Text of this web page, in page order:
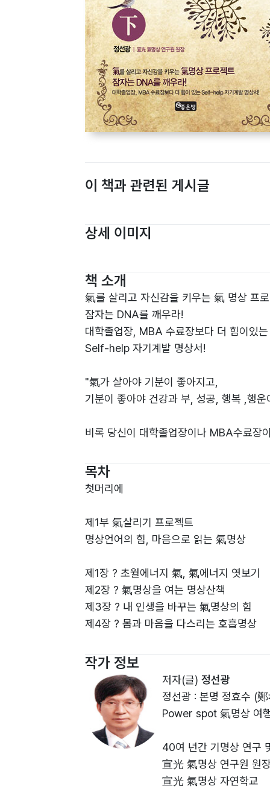
이 책과 관련된 게시글
상세 이미지
책 소개
氣를 살리고 자신감을 키우는 氣 명상 프
잠자는 DNA를 깨우라!
대학졸업장, MBA 수료장보다 더 힘이있는
Self-help 자기계발 명상서!
"氣가 살아야 기분이 좋아지고,
기분이 좋아야 건강과 부, 성공, 행복 ,행운
비록 당신이 대학졸업장이나 MBA수료장
또한 이 책은 당신의 삶을, 당신의 인생을
럼 기가 죽어 의기소침해 있는 조직과 사
목차
첫머리에
제1부 氣살리기 프로젝트
명상언어의 힘, 마음으로 읽는 氣명상
제1장 ? 초월에너지 氣, 氣에너지 엿보기
제2장 ? 氣명상을 여는 명상산책
제3장 ? 내 인생을 바꾸는 氣명상의 힘
제4장 ? 몸과 마음을 다스리는 호흡명상
제6장 ? 몸과 마음의 휴식, 氣를 살리는 이
작가 정보
저자(글) 정선광
정선광 : 본명 정효수 (
Power spot 氣명상 여
40여 년간 기명상 연구
宣光 氣명상 연구원 원
宣光 氣명상 자연학교